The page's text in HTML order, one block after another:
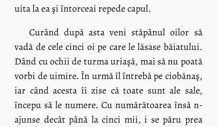
uita la ea şi întorceai repede capul.
Curând după asta veni stăpânul oilor să
vadă de cele cinci oi pe care le lăsase băiatului.
Dând cu ochii de turma uriaşă, mai să nu poată
vorbi de uimire. În urmă îl întrebă pe ciobănaş,
iar când acesta îi zise că toate sunt ale sale,
începu să le numere. Cu numărătoarea însă n-
ajunse decât până la cinci mii, i se păru prea